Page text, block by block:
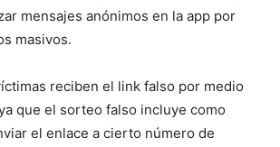
mensajes anónimos en la app por
masivos.
reciben el link falso por medio
que el sorteo falso incluye como
el enlace a cierto número de